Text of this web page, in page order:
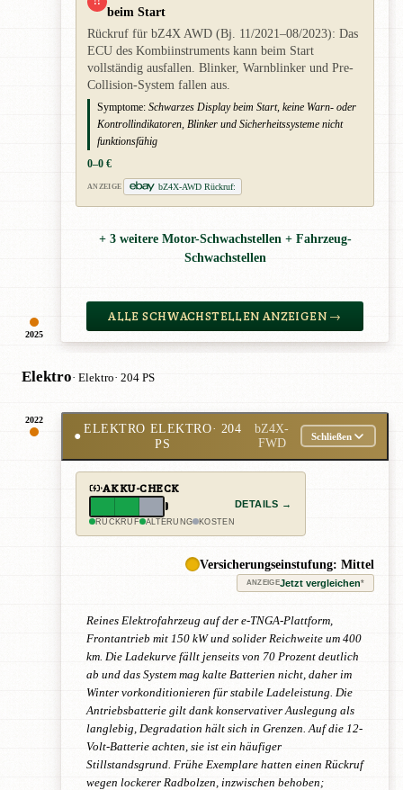
2025
beim Start
Rückruf für bZ4X AWD (Bj. 11/2021–08/2023): Das
ECU des Kombiinstruments kann beim Start
vollständig ausfallen. Blinker, Warnblinker und Pre-
Collision-System fallen aus.
Symptome: Schwarzes Display beim Start, keine Warn- oder
Kontrollindikatoren, Blinker und Sicherheitssysteme nicht
funktionsfähig
0–0 €
ANZEIGE bZ4X-AWD Rückruf:
+ 3 weitere Motor-Schwachstellen + Fahrzeug-
Schwachstellen
ALLE SCHWACHSTELLEN ANZEIGEN →
Elektro· Elektro· 204 PS
2022
●
ELEKTRO ELEKTRO· 204
PS
bZ4X-
FWD
Schließen
AKKU-CHECK
RÜCKRUF ALTERUNG KOSTEN
DETAILS →
Versicherungseinstufung: Mittel
ANZEIGEJetzt vergleichen*
Reines Elektrofahrzeug auf der e-TNGA-Plattform,
Frontantrieb mit 150 kW und solider Reichweite um 400
km. Die Ladekurve fällt jenseits von 70 Prozent deutlich
ab und das System mag kalte Batterien nicht, daher im
Winter vorkonditionieren für stabile Ladeleistung. Die
Antriebsbatterie gilt dank konservativer Auslegung als
langlebig, Degradation hält sich in Grenzen. Auf die 12-
Volt-Batterie achten, sie ist ein häufiger
Stillstandsgrund. Frühe Exemplare hatten einen Rückruf
wegen lockerer Radbolzen, inzwischen behoben;